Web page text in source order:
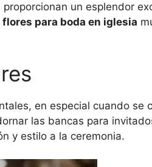
un esplendor
para boda en iglesia
en especial cuando se
las bancas para
y estilo a la ceremonia.